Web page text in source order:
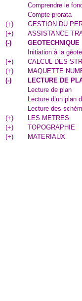
Comprendre le
Compte prorata
(+)
GESTION DU
(+)
ASSISTANCE
(-)
GEOTECHNIQUE
Initiation à la
(+)
CALCUL DES
(+)
MAQUETTE
(-)
LECTURE DE
Lecture de plan
Lecture d’un plan
Lecture des
(+)
LES METRES
(+)
TOPOGRAPHIE
(+) MATERIAUX